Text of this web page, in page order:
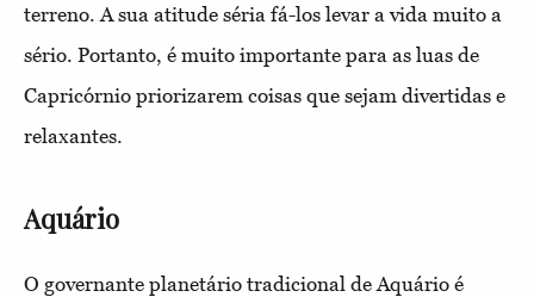
terreno. A sua atitude séria fá-los levar a vida muito a
sério. Portanto, é muito importante para as luas de
Capricórnio priorizarem coisas que sejam divertidas e
relaxantes.
Aquário
O governante planetário tradicional de Aquário é